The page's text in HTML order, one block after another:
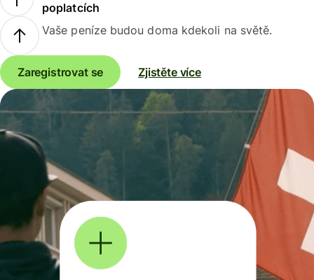
poplatcích
Vaše peníze budou doma kdekoli na světě.
Zaregistrovat se Zjistěte více